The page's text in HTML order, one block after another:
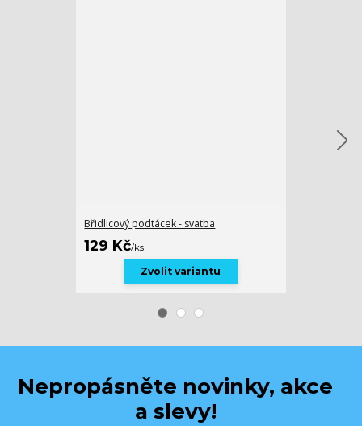
Břidlicový podtácek - svatba
129 Kč/ks
Zvolit variantu
Nepropásněte novinky, akce
a slevy!